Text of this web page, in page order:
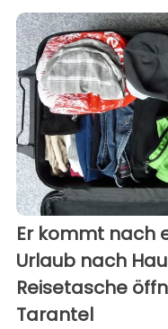
Er kommt nach
Urlaub nach
Reisetasche
Tarantel